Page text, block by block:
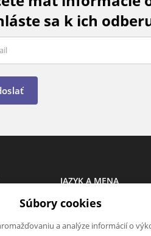
sa k ich
JAZYK A MENA
SK
CZK (Kč )
Súbory cookies
a analýze informácií o